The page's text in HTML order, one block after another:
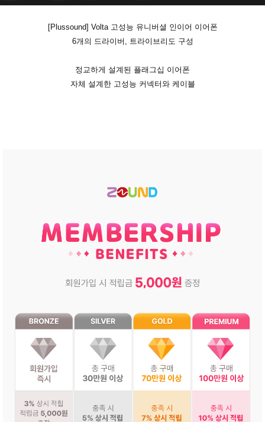
[Plussound] Volta 고성능 유니버셜 인이어 이어폰
6개의 드라이버, 트라이브리도 구성
정교하게 설계된 플래그십 이어폰
자체 설계한 고성능 커넥터와 케이블